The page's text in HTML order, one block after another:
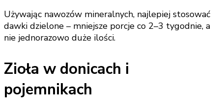
Używając nawozów mineralnych, najlepiej stosować
dawki dzielone – mniejsze porcje co 2–3 tygodnie, a
nie jednorazowo duże ilości.
Zioła w donicach i
pojemnikach